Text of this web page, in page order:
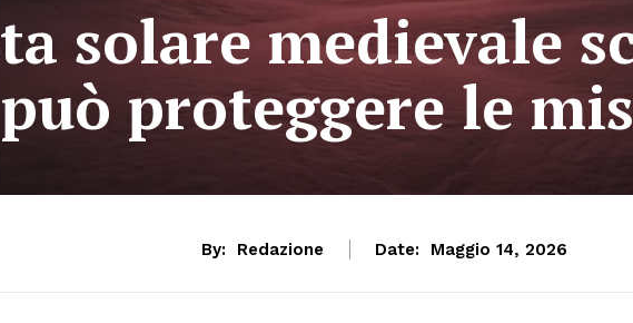
solare medievale
proteggere le
By: Redazione Date: Maggio 14, 2026